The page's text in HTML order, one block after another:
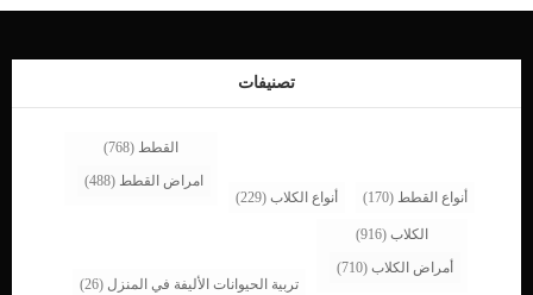
تصنيفات
أنواع القطط (170) أنواع الكلاب (229)
القطط (768)
امراض القطط (488)
الكلاب (916)
أمراض الكلاب (710)
تربية الحيوانات الأليفة في المنزل (26)